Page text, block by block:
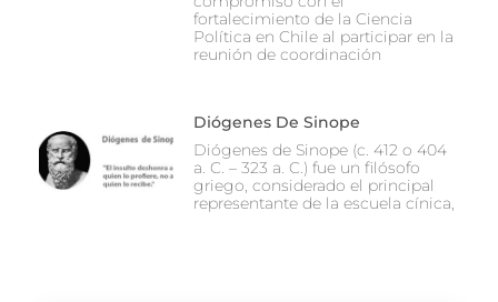
fortalecimiento de la Ciencia
Política en Chile al participar en la
reunión de coordinación
Diógenes De Sinope
Diógenes de Sinope (c. 412 o 404
a. C. – 323 a. C.) fue un filósofo
griego, considerado el principal
representante de la escuela cínica,